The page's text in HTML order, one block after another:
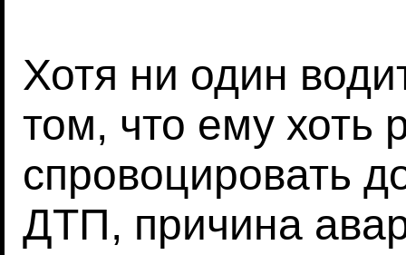
Хотя ни один
том, что ему хоть
спровоцировать
ДТП, причина